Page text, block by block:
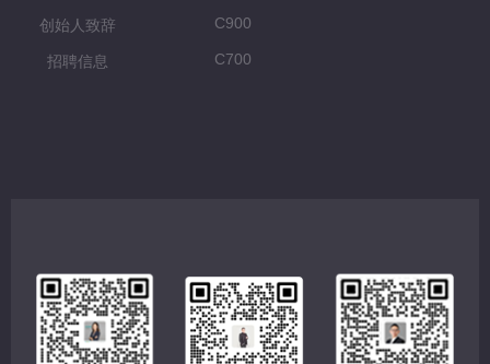
C900
C700
创始人致辞
招聘信息